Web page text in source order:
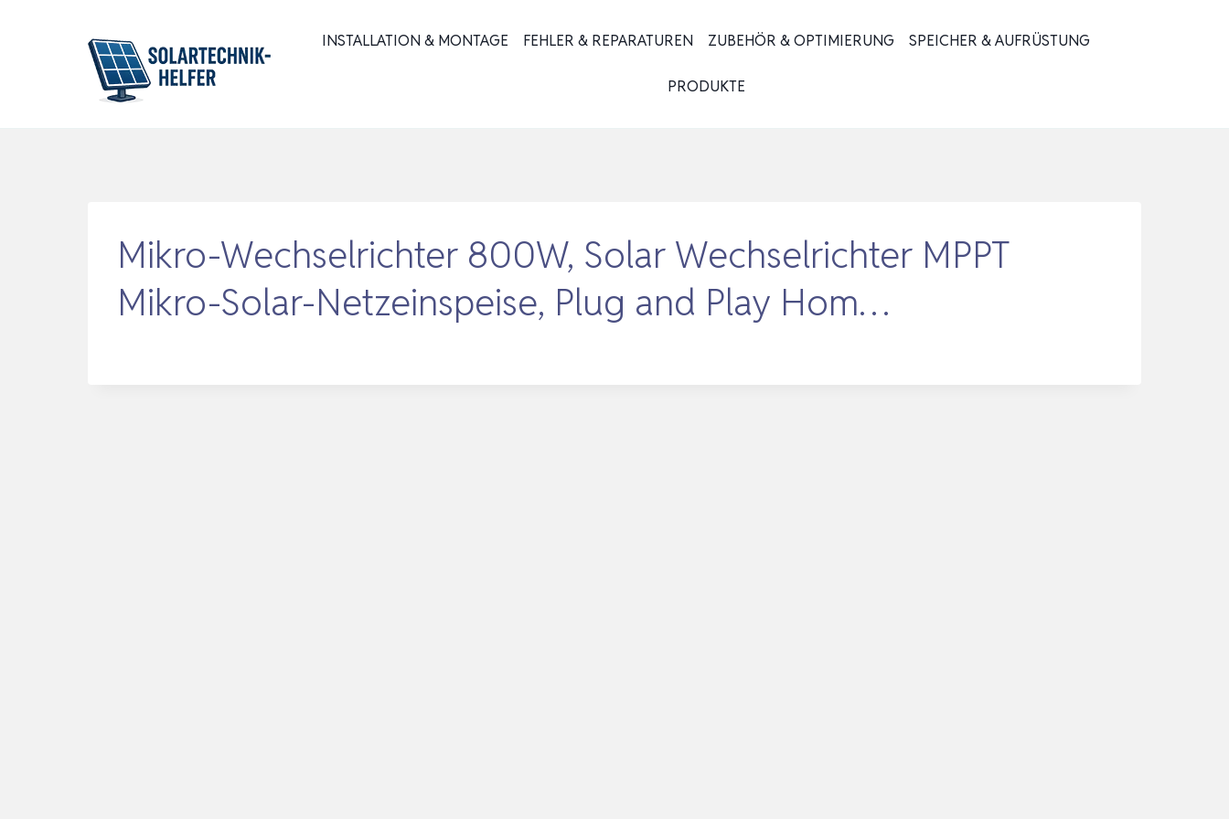
INSTALLATION & MONTAGE FEHLER & REPARATUREN ZUBEHÖR & OPTIMIERUNG SPEICHER & AUFRÜSTUNG
PRODUKTE
Mikro-Wechselrichter 800W, Solar Wechselrichter MPPT
Mikro-Solar-Netzeinspeise, Plug and Play Hom…